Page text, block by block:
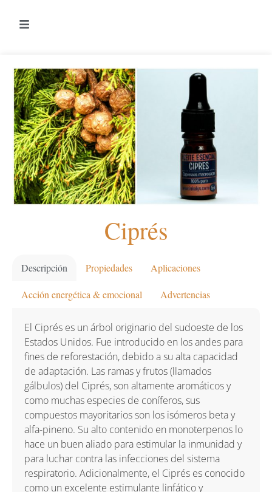
Ciprés
Descripción Propiedades Aplicaciones
Acción energética & emocional Advertencias
El Ciprés es un árbol originario del sudoeste de los
Estados Unidos. Fue introducido en los andes para
fines de reforestación, debido a su alta capacidad
de adaptación. Las ramas y frutos (llamados
gálbulos) del Ciprés, son altamente aromáticos y
como muchas especies de coníferos, sus
compuestos mayoritarios son los isómeros beta y
alfa-pineno. Su alto contenido en monoterpenos lo
hace un buen aliado para estimular la inmunidad y
para luchar contra las infecciones del sistema
respiratorio. Adicionalmente, el Ciprés es conocido
como un excelente estimulante linfático y